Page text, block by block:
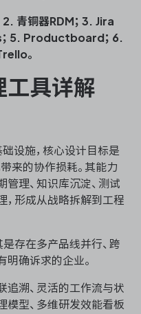
2. 青铜器RDM；3. Jira
5. Productboard；6.
。
工具详解
设施，核心设计目标是
来的协作损耗。其能力
理、知识库沉淀、测试
，形成从战略拆解到工程
存在多产品线并行、跨
明确诉求的企业。
追溯、灵活的工作流与状
模型、多维研发效能看板